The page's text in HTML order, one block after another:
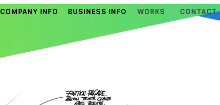
COMPANY INFO
会社概要・沿革
BUSINESS INFO
大信工業のシゴト
WORKS CONTACT